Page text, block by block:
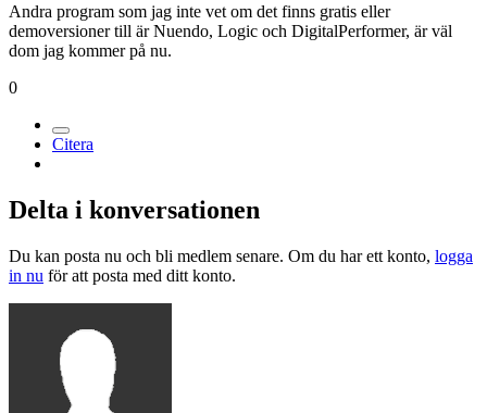
Andra program som jag inte vet om det finns gratis eller
demoversioner till är Nuendo, Logic och DigitalPerformer, är väl
dom jag kommer på nu.
0
Citera
Delta i konversationen
Du kan posta nu och bli medlem senare. Om du har ett konto, logga
in nu för att posta med ditt konto.